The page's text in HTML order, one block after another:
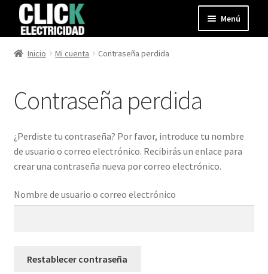
Ir
a
navegación
Ir
al
Menú
Productos
Contacto
Mi cuenta
Inicio Mi cuenta Contraseña perdida
Contraseña perdida
¿Perdiste tu contraseña? Por favor, introduce tu nombre
de usuario o correo electrónico. Recibirás un enlace para
crear una contraseña nueva por correo electrónico.
Nombre de usuario o correo electrónico
Restablecer contraseña